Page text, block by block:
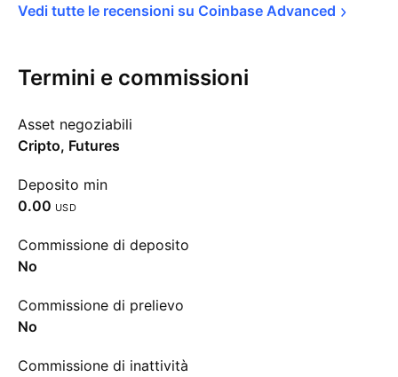
Vedi tutte le recensioni su Coinbase Advanced
Termini e commissioni
Asset negoziabili
Cripto, Futures
Deposito min
0.00 USD
Commissione di deposito
No
Commissione di prelievo
No
Commissione di inattività